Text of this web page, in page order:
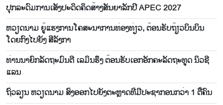
ປຸກ​ລະ​ດົມ​ການ​ເສັງ​ປະ​ດິດ​ຄິດ​ສ້າງສັນ​ຍາ​ລັກ​ປີ APEC 2027
ຫວຽດ​ນາມ ຍູ້​ແຮງ​ການ​ໂຄ​ສະ​ນາ​ການ​ທ່ອງ​ທ່ຽວ, ຕ້ອນ​ຮັບ​ຖ້ຽວ​ບິນ​ບິນ​
ໂດຍ​ກົງ​ໄປ​ຍັງ ສີ​ລັງ​ກາ
ທ່ານນາຍົກລັດຖະມົນຕີ ເລມິນຮຶງ ຕ້ອນຮັບເອກອັກຄະລັດຖະທູດ ນິວຊີ
ແລນ
ຖົ່ວ​ລຽນ ຫວຽດ​ນາມ ສົ່ງ​ອອກ​ໄປ​ຍັງ​ຕະຫຼາດ​ທີ່​ມີ​ປະ​ຊາ​ກອນກວ່າ 1 ຕື້​ຄົນ